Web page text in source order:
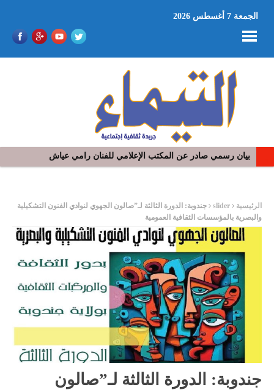
الجمعة 7 أغسطس 2026
بيان رسمي صادر عن المكتب الإعلامي للفنان رامي عياش
الرئيسية slider
جندوبة: الدورة الثالثة لـ”صالون الجهوي لنوادي الفنون التشكيلية
والبصرية بالمؤسسات الثقافية العمومية
جندوبة: الدورة الثالثة لـ”صالون